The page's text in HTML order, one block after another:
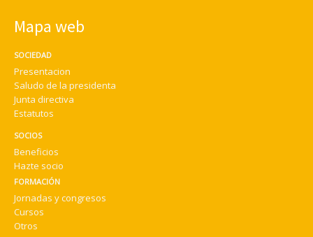
Mapa web
SOCIEDAD
Presentacion
Saludo de la presidenta
Junta directiva
Estatutos
SOCIOS
Beneficios
Hazte socio
FORMACIÓN
Jornadas y congresos
Cursos
Otros